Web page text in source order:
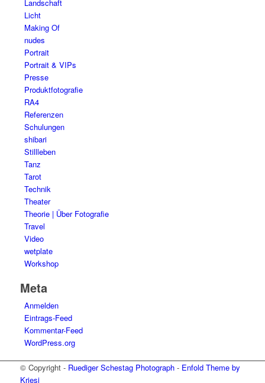
Landschaft
Licht
Making Of
nudes
Portrait
Portrait & VIPs
Presse
Produktfotografie
RA4
Referenzen
Schulungen
shibari
Stillleben
Tanz
Tarot
Technik
Theater
Theorie | Über Fotografie
Travel
Video
wetplate
Workshop
Meta
Anmelden
Eintrags-Feed
Kommentar-Feed
WordPress.org
© Copyright - Ruediger Schestag Photograph- Enfold Theme by
Kriesi